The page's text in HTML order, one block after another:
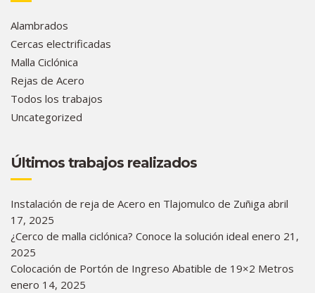
Alambrados
Cercas electrificadas
Malla Ciclónica
Rejas de Acero
Todos los trabajos
Uncategorized
Últimos trabajos realizados
Instalación de reja de Acero en Tlajomulco de Zuñiga abril
17, 2025
¿Cerco de malla ciclónica? Conoce la solución ideal enero 21,
2025
Colocación de Portón de Ingreso Abatible de 19×2 Metros
enero 14, 2025